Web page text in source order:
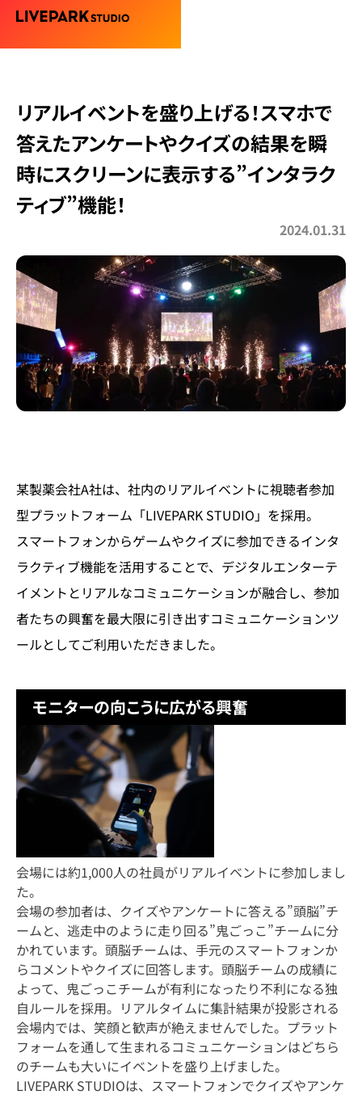
リアルイベントを盛り上げる！スマホで
答えたアンケートやクイズの結果を瞬
時にスクリーンに表示する”インタラク
ティブ”機能！
2024.01.31
某製薬会社A社は、社内のリアルイベントに視聴者参加
型プラットフォーム「LIVEPARK STUDIO」を採用。
スマートフォンからゲームやクイズに参加できるインタ
ラクティブ機能を活用することで、デジタルエンターテ
イメントとリアルなコミュニケーションが融合し、参加
者たちの興奮を最大限に引き出すコミュニケーションツ
ールとしてご利用いただきました。
モニターの向こうに広がる興奮
会場には約1,000人の社員がリアルイベントに参加しまし
た。
会場の参加者は、クイズやアンケートに答える”頭脳”チ
ームと、逃走中のように走り回る”鬼ごっこ”チームに分
かれています。頭脳チームは、手元のスマートフォンか
らコメントやクイズに回答します。頭脳チームの成績に
よって、鬼ごっこチームが有利になったり不利になる独
自ルールを採用。リアルタイムに集計結果が投影される
会場内では、笑顔と歓声が絶えませんでした。プラット
フォームを通して生まれるコミュニケーションはどちら
のチームも大いにイベントを盛り上げました。
LIVEPARK STUDIOは、スマートフォンでクイズやアンケ